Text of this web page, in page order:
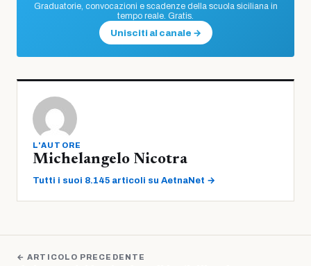
Graduatorie, convocazioni e scadenze della scuola siciliana in
tempo reale. Gratis.
Unisciti al canale →
L'AUTORE
Michelangelo Nicotra
Tutti i suoi 8.145 articoli su AetnaNet →
← ARTICOLO PRECEDENTE